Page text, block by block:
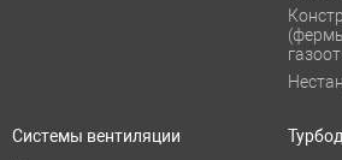
Системы вентиляции